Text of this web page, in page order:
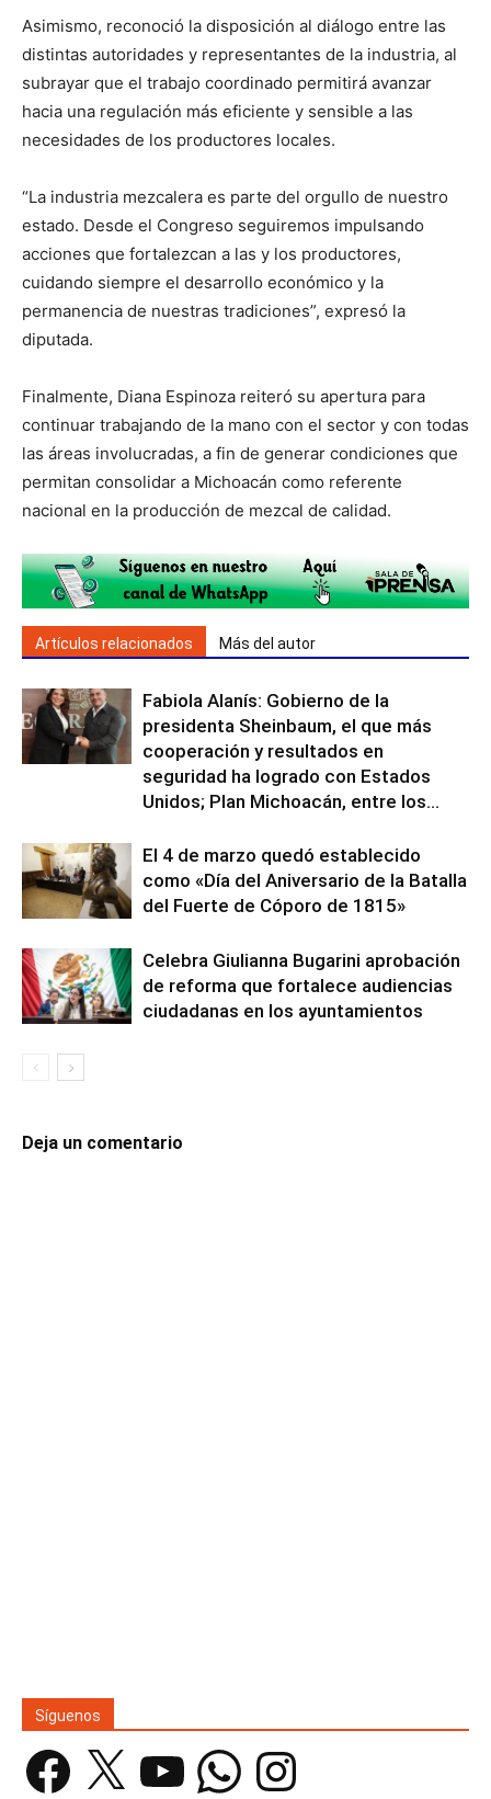
Asimismo, reconoció la disposición al diálogo entre las
distintas autoridades y representantes de la industria, al
subrayar que el trabajo coordinado permitirá avanzar
hacia una regulación más eficiente y sensible a las
necesidades de los productores locales.
“La industria mezcalera es parte del orgullo de nuestro
estado. Desde el Congreso seguiremos impulsando
acciones que fortalezcan a las y los productores,
cuidando siempre el desarrollo económico y la
permanencia de nuestras tradiciones”, expresó la
diputada.
Finalmente, Diana Espinoza reiteró su apertura para
continuar trabajando de la mano con el sector y con todas
las áreas involucradas, a fin de generar condiciones que
permitan consolidar a Michoacán como referente
nacional en la producción de mezcal de calidad.
Artículos relacionados Más del autor
Fabiola Alanís: Gobierno de la
presidenta Sheinbaum, el que más
cooperación y resultados en
seguridad ha logrado con Estados
Unidos; Plan Michoacán, entre los...
El 4 de marzo quedó establecido
como «Día del Aniversario de la Batalla
del Fuerte de Cóporo de 1815»
Celebra Giulianna Bugarini aprobación
de reforma que fortalece audiencias
ciudadanas en los ayuntamientos
Deja un comentario
Síguenos
Facebook YouTube WhatsAppInstagram